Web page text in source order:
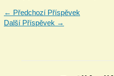
← Předchozí Příspěvek
Další Příspěvek →